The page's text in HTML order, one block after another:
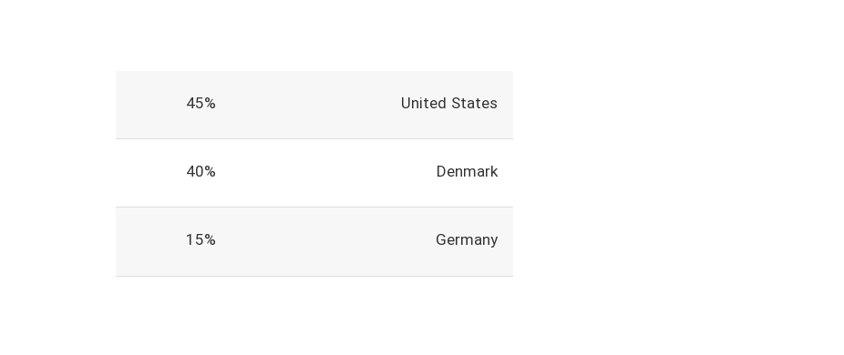
United States
45%
Denmark
40%
Germany
15%